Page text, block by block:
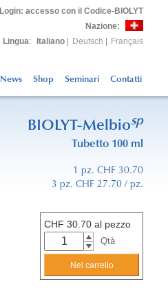
Login: accesso con il Codice-BIOLYT
Nazione:
Lingua: Italiano Deutsch Français
News Shop Seminari Contatti
BIOLYT-Melbiosp
Tubetto 100 ml
1 pz. CHF 30.70
3 pz. CHF 27.70 / pz.
CHF 30.70 al pezzo
Qtà